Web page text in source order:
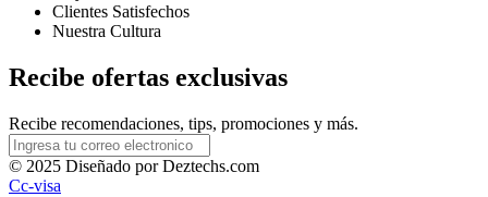
Clientes Satisfechos
Nuestra Cultura
Recibe ofertas exclusivas
Recibe recomendaciones, tips, promociones y más.
© 2025 Diseñado por Deztechs.com
Cc-visa